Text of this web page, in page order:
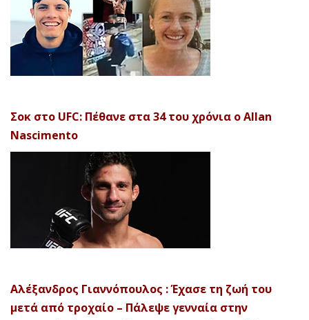
Σοκ στο UFC: Πέθανε στα 34 του χρόνια ο Allan
Nascimento
Αλέξανδρος Γιαννόπουλος : Έχασε τη ζωή του
μετά από τροχαίο – Πάλεψε γενναία στην